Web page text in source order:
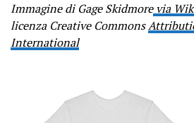
Immagine di Gage Skidmorevia
licenza Creative Commons
International